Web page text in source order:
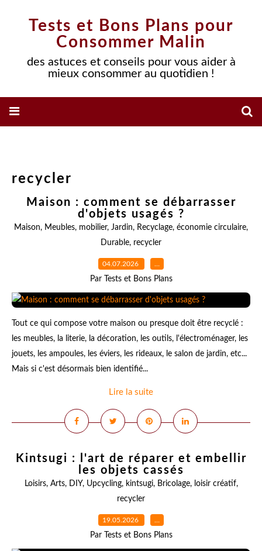
Tests et Bons Plans pour
Consommer Malin
des astuces et conseils pour vous aider à
mieux consommer au quotidien !
recycler
Maison : comment se débarrasser
d'objets usagés ?
Maison, Meubles, mobilier, Jardin, Recyclage, économie circulaire,
Durable, recycler
04.07.2026 …
Par Tests et Bons Plans
Tout ce qui compose votre maison ou presque doit être recyclé :
les meubles, la literie, la décoration, les outils, l'électroménager, les
jouets, les ampoules, les éviers, les rideaux, le salon de jardin, etc...
Mais si c'est désormais bien identifié...
Lire la suite
Kintsugi : l'art de réparer et embellir
les objets cassés
Loisirs, Arts, DIY, Upcycling, kintsugi, Bricolage, loisir créatif,
recycler
19.05.2026 …
Par Tests et Bons Plans